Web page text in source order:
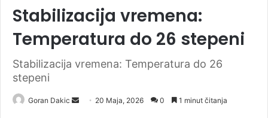
Stabilizacija vremena:
Temperatura do 26 stepeni
Stabilizacija vremena: Temperatura do 26
stepeni
Goran Dakic 20 Maja, 2026 0 1 minut čitanja